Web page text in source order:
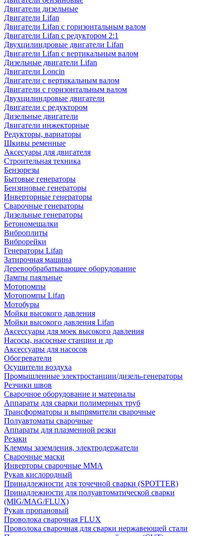
Двигатели дизельные
Двигатели Lifan
Двигатели Lifan с горизонтальным валом
Двигатели Lifan с редуктором 2:1
Двухцилиндровые двигатели Lifan
Двигатели Lifan с вертикальным валом
Дизельные двигатели Lifan
Двигатели Loncin
Двигатели с вертикальным валом
Двигатели с горизонтальным валом
Двухцилиндровые двигатели
Двигатели с редуктором
Дизельные двигатели
Двигатели инжекторные
Редукторы, вариаторы
Шкивы ременные
Аксесуары для двигателя
Строительная техника
Бензорезы
Бытовые генераторы
Бензиновые генераторы
Инверторные генераторы
Сварочные генераторы
Дизельные генераторы
Бетономешалки
Виброплиты
Виброрейки
Генераторы Lifan
Затирочная машина
Деревообрабатывающее оборудование
Лампы паяльные
Мотопомпы
Мотопомпы Lifan
Мотобуры
Мойки высокого давления
Мойки высокого давления Lifan
Аксессуары для моек высокого давления
Насосы, насосные станции и др
Аксессуары для насосов
Обогреватели
Осушители воздуха
Промышленные электростанции/дизель-генераторы
Резчики швов
Сварочное оборудование и материалы
Аппараты для сварки полимерных труб
Трансформаторы и выпрямители сварочные
Полуавтоматы сварочные
Аппараты для плазменной резки
Резаки
Клеммы заземления, электродержатели
Сварочные маски
Инверторы сварочные ММА
Рукав кислородный
Принадлежности для точечной сварки (SPOTTER)
Принадлежности для полуавтоматической сварки
(MIG/MAG/FLUX)
Рукав пропановый
Проволока сварочная FLUX
Проволока сварочная для сварки нержавеющей стали